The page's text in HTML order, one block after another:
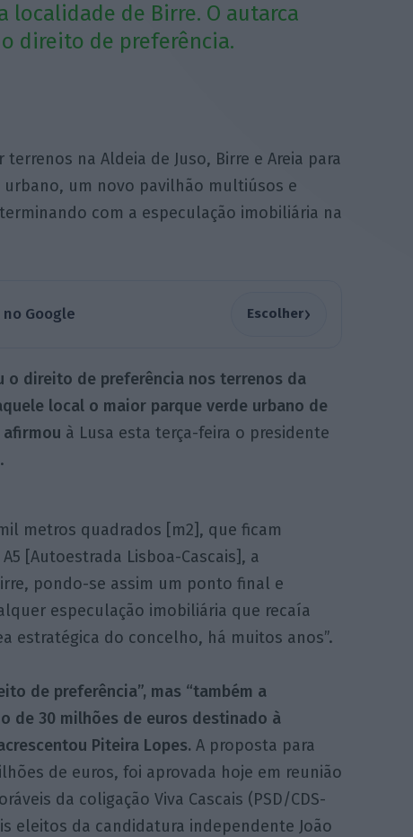
localidade de Birre. O autarca
direito de preferência.
terrenos na Aldeia de Juso, Birre e Areia para
um novo pavilhão multiúsos e
com a especulação imobiliária na
Google Escolher›
o direito de preferência nos terrenos da
local o maior parque verde urbano de
afirmou à Lusa esta terça-feira o presidente
metros quadrados [m2], que ficam
[Autoestrada Lisboa-Cascais], a
pondo-se assim um ponto final e
especulação imobiliária que recaía
estratégica do concelho, há muitos anos”.
de preferência”, mas “também a
de 30 milhões de euros destinado à
Piteira Lopes. A proposta para
de euros, foi aprovada hoje em reunião
da coligação Viva Cascais (PSD/CDS-
eleitos da candidatura independente João